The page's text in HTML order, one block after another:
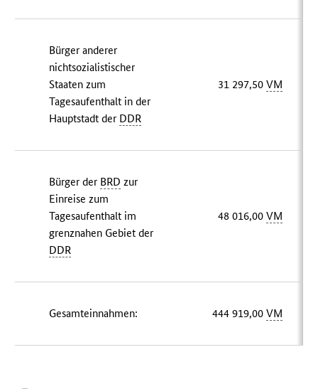
Bürger anderer
nichtsozialistischer
Staaten zum
Tagesaufenthalt in der
Hauptstadt der DDR
31 297,50VM
Bürger der BRD zur
Einreise zum
Tagesaufenthalt im
grenznahen Gebiet der
DDR
48 016,00VM
Gesamteinnahmen: 444 919,00VM